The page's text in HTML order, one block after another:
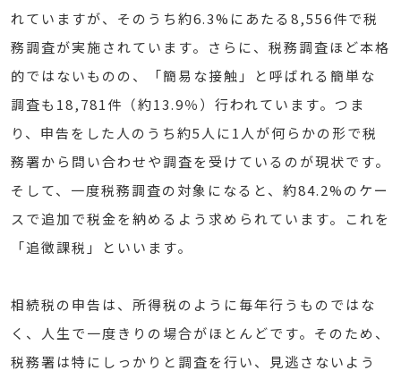
れていますが、そのうち約6.3%にあたる8,556件で税
務調査が実施されています。さらに、税務調査ほど本格
的ではないものの、「簡易な接触」と呼ばれる簡単な
調査も18,781件（約13.9％）行われています。つま
り、申告をした人のうち約5人に1人が何らかの形で税
務署から問い合わせや調査を受けているのが現状です。
そして、一度税務調査の対象になると、約84.2%のケー
スで追加で税金を納めるよう求められています。これを
「追徴課税」といいます。
相続税の申告は、所得税のように毎年行うものではな
く、人生で一度きりの場合がほとんどです。そのため、
税務署は特にしっかりと調査を行い、見逃さないよう